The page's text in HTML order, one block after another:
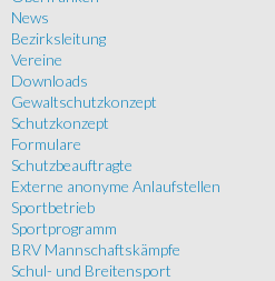
News
Bezirksleitung
Vereine
Downloads
Gewaltschutzkonzept
Schutzkonzept
Formulare
Schutzbeauftragte
Externe anonyme Anlaufstellen
Sportbetrieb
Sportprogramm
BRV Mannschaftskämpfe
Schul- und Breitensport